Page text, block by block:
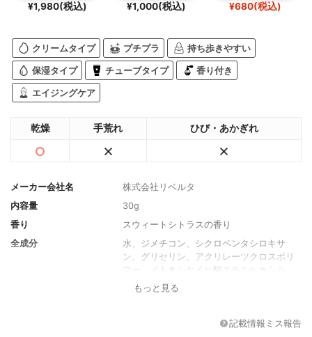
¥1,980(税込) ¥1,000(税込) ¥680(税込)
クリームタイプ プチプラ 持ち歩きやすい
保湿タイプ チューブタイプ 香り付き
エイジングケア
乾燥 手荒れ ひび・あかぎれ
メーカー会社名
株式会社リベルタ
内容量
30g
香り
スウィートシトラスの香り
全成分
水、ジメチコン、シクロペンタシロキサ
ン、グリセリン、アクリレーツクロスポリ
マー、メトキシケイヒ酸エチルヘキシル、
(ジメチコン/ビニルジメチコン)クロスポリ
ゾールスルホン酸、(ジメチコン/(PEG-10/1
もっと見る
記載情報ミス報告